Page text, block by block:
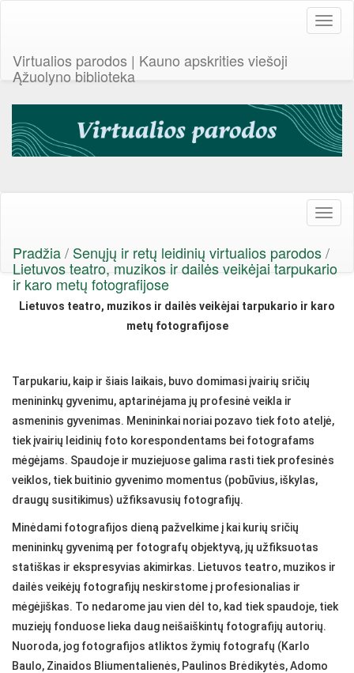
Virtualios parodos | Kauno apskrities viešoji
Ąžuolyno biblioteka
Pradžia/ Senųjų ir retų leidinių virtualios parodos/
Lietuvos teatro, muzikos ir dailės veikėjai tarpukario
ir karo metų fotografijose
Lietuvos teatro, muzikos ir dailės veikėjai tarpukario ir karo
metų fotografijose
Tarpukariu, kaip ir šiais laikais, buvo domimasi įvairių sričių
menininkų gyvenimu, aptarinėjama jų profesinė veikla ir
asmeninis gyvenimas. Menininkai noriai pozavo tiek foto ateljė,
tiek įvairių leidinių foto korespondentams bei fotografams
mėgėjams. Spaudoje ir muziejuose galima rasti tiek profesinės
veiklos, tiek buitinio gyvenimo momentus (pobūvius, iškylas,
draugų susitikimus) užfiksavusių fotografijų.
Minėdami fotografijos dieną pažvelkime į kai kurių sričių
menininkų gyvenimą per fotografų objektyvą, jų užfiksuotas
statiškas ir ekspresyvias akimirkas. Lietuvos teatro, muzikos ir
dailės veikėjų fotografijų neskirstome į profesionalias ir
mėgėjiškas. To nedarome jau vien dėl to, kad tiek spaudoje, tiek
muziejų fonduose lieka daug neišaiškintų fotografijų autorių.
Nuoroda, jog fotografijos atliktos žymių fotografų (Karlo
Baulo, Zinaidos Bliumentalienės, Paulinos Brėdikytės, Adomo